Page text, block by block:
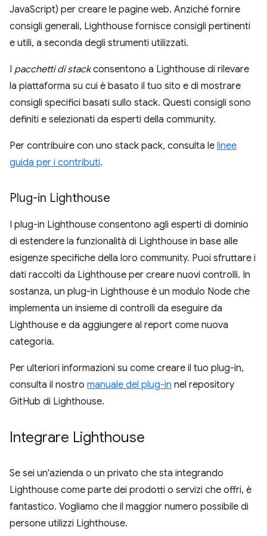
JavaScript) per creare le pagine web. Anziché fornire
consigli generali, Lighthouse fornisce consigli pertinenti
e utili, a seconda degli strumenti utilizzati.
I pacchetti di stackconsentono a Lighthouse di rilevare
la piattaforma su cui è basato il tuo sito e di mostrare
consigli specifici basati sullo stack. Questi consigli sono
definiti e selezionati da esperti della community.
Per contribuire con uno stack pack, consulta le linee
guida per i contributi.
Plug-in Lighthouse
I plug-in Lighthouse consentono agli esperti di dominio
di estendere la funzionalità di Lighthouse in base alle
esigenze specifiche della loro community. Puoi sfruttare i
dati raccolti da Lighthouse per creare nuovi controlli. In
sostanza, un plug-in Lighthouse è un modulo Node che
implementa un insieme di controlli da eseguire da
Lighthouse e da aggiungere al report come nuova
categoria.
Per ulteriori informazioni su come creare il tuo plug-in,
consulta il nostro manuale del plug-in nel repository
GitHub di Lighthouse.
Integrare Lighthouse
Se sei un'azienda o un privato che sta integrando
Lighthouse come parte dei prodotti o servizi che offri, è
fantastico. Vogliamo che il maggior numero possibile di
persone utilizzi Lighthouse.